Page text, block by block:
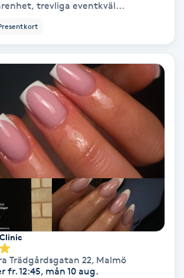
trevliga eventkväl...
Trädgårdsgatan 22, Malmö
fr. 12:45, mån 10 aug.